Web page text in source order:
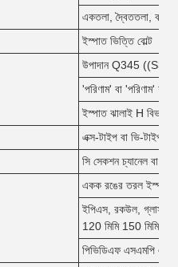
একতলা, দ্বৈততলা,
ইস্পাত ভিত্তি বোল্ট
উপাদান Q345
'পরিণাম' বা 'পরিণাম'
ইস্পাত ঝালাই H
এক্স-টাইপ বা ভি-টাইপ
সি সেকশন চ্যানেল বা
একক রঙের তরল
ইপিএস, রকউল, গ্লাসউল,
120 মিমি 150 মিমি
পিভিডিএফ এসএমপি